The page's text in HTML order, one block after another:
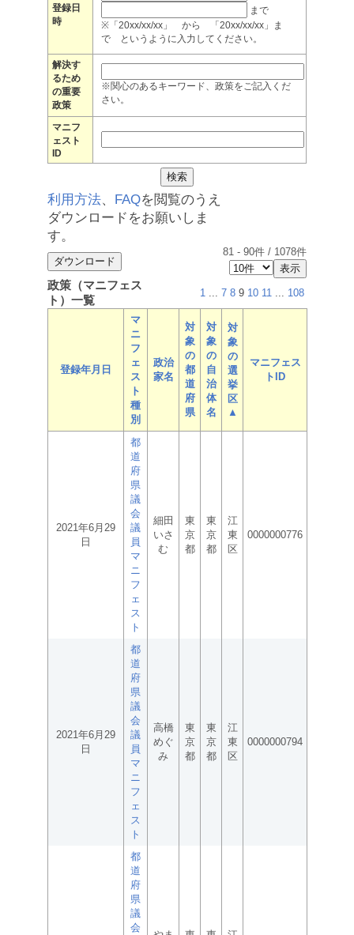
登録日
時
まで
※「20xx/xx/xx」 から 「20xx/xx/xx」ま
で というように入力してください。
解決す
るため
の重要
政策
※関心のあるキーワード、政策をご記入くだ
さい。
マニフ
ェスト
ID
利用方法、 FAQを閲覧のうえ
ダウンロードをお願いしま
す。
81 - 90件 / 1078件
政策（マニフェス
ト）一覧
1 ... 7 8 9 10 11 ... 108
登録年月日
マ
ニ
フ
ェ
ス
ト
種
別
政治
家名
対
象
の
都
道
府
県
対
象
の
自
治
体
名
対
象
の
選
挙
区
▲
マニフェス
トID
2021年6月29
日
都
道
府
県
議
会
議
員
マ
ニ
フ
ェ
ス
ト
細田
いさ
む
東
京
都
東
京
都
江
東
区
0000000776
2021年6月29
日
都
道
府
県
議
会
議
員
マ
ニ
フ
ェ
ス
ト
高橋
めぐ
み
東
京
都
東
京
都
江
東
区
0000000794
都
道
府
県
議
会